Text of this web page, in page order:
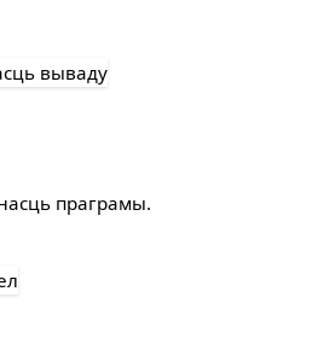
праграмы.